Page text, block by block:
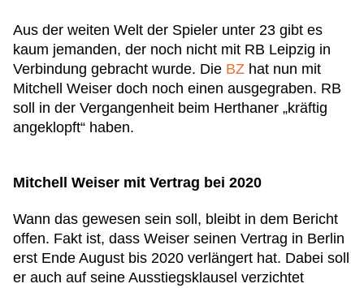
Aus der weiten Welt der Spieler unter 23 gibt es
kaum jemanden, der noch nicht mit RB Leipzig in
Verbindung gebracht wurde. Die BZ hat nun mit
Mitchell Weiser doch noch einen ausgegraben. RB
soll in der Vergangenheit beim Herthaner „kräftig
angeklopft“ haben.
Mitchell Weiser mit Vertrag bei 2020
Wann das gewesen sein soll, bleibt in dem Bericht
offen. Fakt ist, dass Weiser seinen Vertrag in Berlin
erst Ende August bis 2020 verlängert hat. Dabei soll
er auch auf seine Ausstiegsklausel verzichtet